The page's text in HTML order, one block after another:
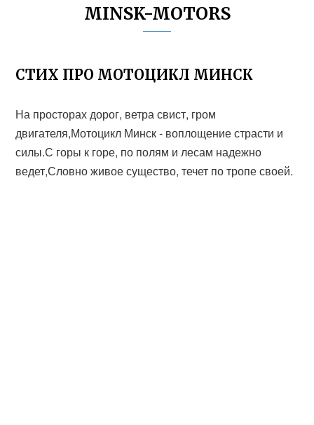
MINSK-MOTORS
СТИХ ПРО МОТОЦИКЛ МИНСК
На просторах дорог, ветра свист, гром
двигателя,Мотоцикл Минск - воплощение страсти и
силы.С горы к горе, по полям и лесам надежно
ведет,Словно живое существо, течет по тропе своей.